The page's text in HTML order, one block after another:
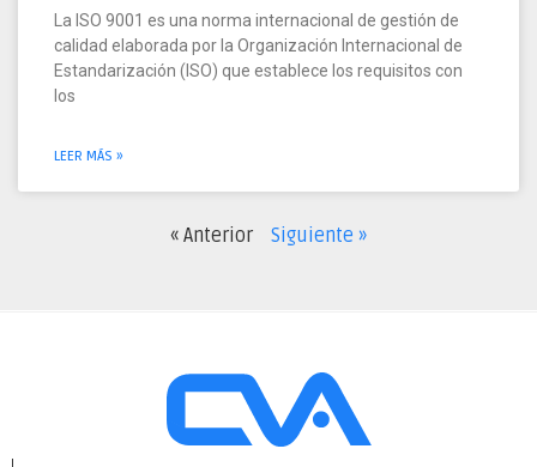
La ISO 9001 es una norma internacional de gestión de
calidad elaborada por la Organización Internacional de
Estandarización (ISO) que establece los requisitos con
los
LEER MÁS »
« Anterior Siguiente »